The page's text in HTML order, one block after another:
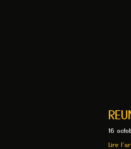
16
Lire